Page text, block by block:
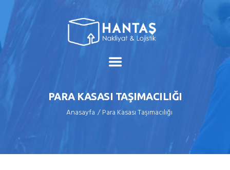
PARA KASASI TAŞIMACILIĞI
Anasayfa
Para Kasası Taşımacılığı